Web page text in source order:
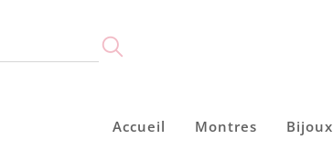
Accueil Montres Bijoux